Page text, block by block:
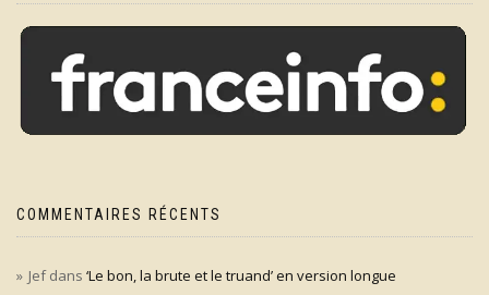
COMMENTAIRES RÉCENTS
Jefdans ‘Le bon, la brute et le truand’ en version longue